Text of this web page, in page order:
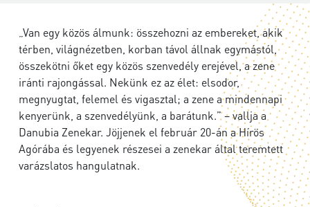
„Van egy közös álmunk: összehozni az embereket, akik
térben, világnézetben, korban távol állnak egymástól,
összekötni őket egy közös szenvedély erejével, a zene
iránti rajongással. Nekünk ez az élet: elsodor,
megnyugtat, felemel és vigasztal; a zene a mindennapi
kenyerünk, a szenvedélyünk, a barátunk.” – vallja a
Danubia Zenekar. Jöjjenek el február 20-án a Hírös
Agórába és legyenek részesei a zenekar által teremtett
varázslatos hangulatnak.